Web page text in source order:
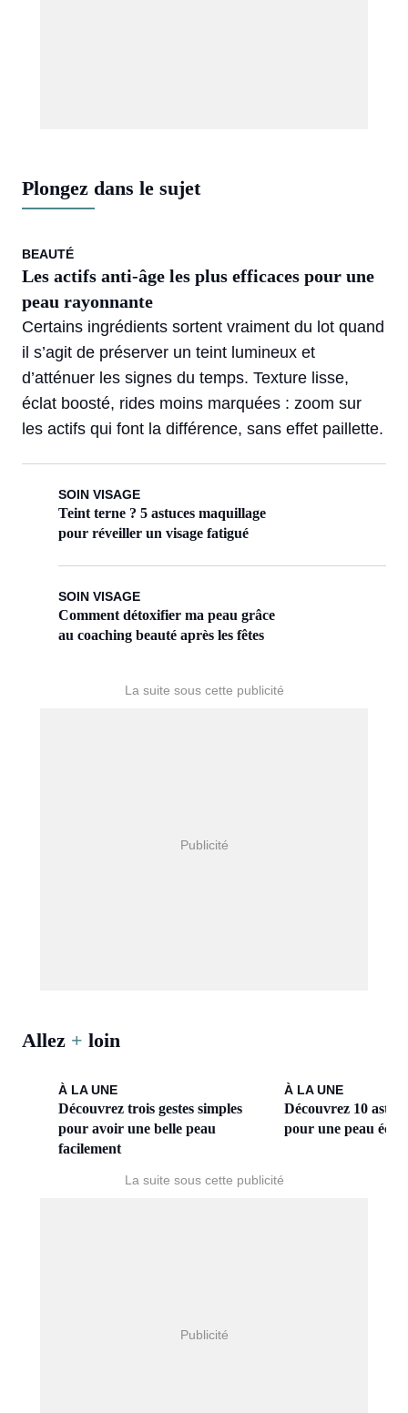
Plongez dans le sujet
BEAUTÉ
Les actifs anti-âge les plus efficaces pour une
peau rayonnante
Certains ingrédients sortent vraiment du lot quand
il s’agit de préserver un teint lumineux et
d’atténuer les signes du temps. Texture lisse,
éclat boosté, rides moins marquées : zoom sur
les actifs qui font la différence, sans effet paillette.
SOIN VISAGE
Teint terne ? 5 astuces maquillage
pour réveiller un visage fatigué
SOIN VISAGE
Comment détoxifier ma peau grâce
au coaching beauté après les fêtes
Allez + loin
À LA UNE
Découvrez trois gestes simples
pour avoir une belle peau
facilement
À LA UNE
Découvrez 10
pour une peau